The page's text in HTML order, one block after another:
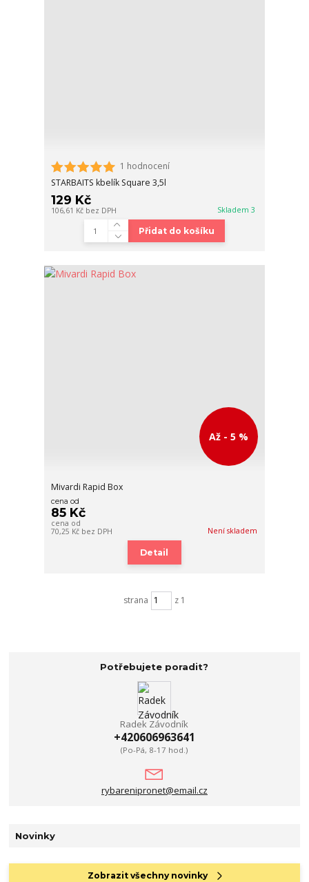
1 hodnocení
STARBAITS kbelík Square 3,5l
129 Kč
106,61 Kč bez DPH Skladem 3
Přidat do košíku
Až - 5 %
Mivardi Rapid Box
cena od
85 Kč
cena od
70,25 Kč bez DPH Není skladem
Detail
strana z 1
Potřebujete poradit?
Radek Závodník
+420606963641
(Po-Pá, 8-17 hod.)
rybarenipronet@email.cz
Novinky
Zobrazit všechny novinky